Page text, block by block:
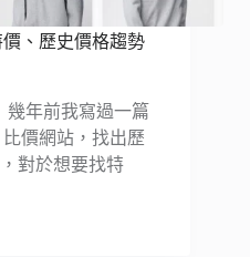
、歷史價格趨勢
幾年前我寫過一篇
價網站，找出歷
對於想要找特